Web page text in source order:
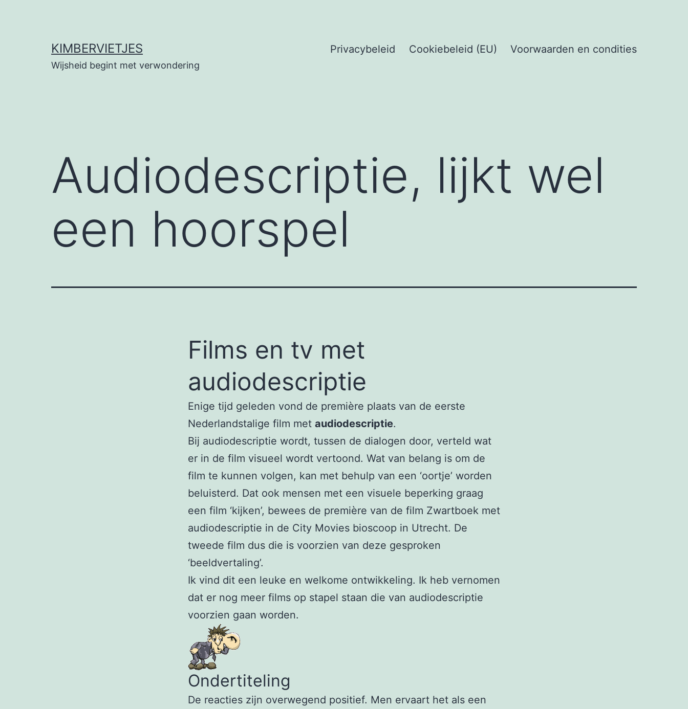
KIMBERVIETJES
Wijsheid begint met verwondering
Privacybeleid Cookiebeleid (EU) Voorwaarden en condities
Audiodescriptie, lijkt wel
een hoorspel
Films en tv met
audiodescriptie
Enige tijd geleden vond de première plaats van de eerste
Nederlandstalige film met audiodescriptie.
Bij audiodescriptie wordt, tussen de dialogen door, verteld wat
er in de film visueel wordt vertoond. Wat van belang is om de
film te kunnen volgen, kan met behulp van een ‘oortje’ worden
beluisterd. Dat ook mensen met een visuele beperking graag
een film ‘kijken’, bewees de première van de film Zwartboek met
audiodescriptie in de City Movies bioscoop in Utrecht. De
tweede film dus die is voorzien van deze gesproken
‘beeldvertaling’.
Ik vind dit een leuke en welkome ontwikkeling. Ik heb vernomen
dat er nog meer films op stapel staan die van audiodescriptie
voorzien gaan worden.
Ondertiteling
De reacties zijn overwegend positief. Men ervaart het als een